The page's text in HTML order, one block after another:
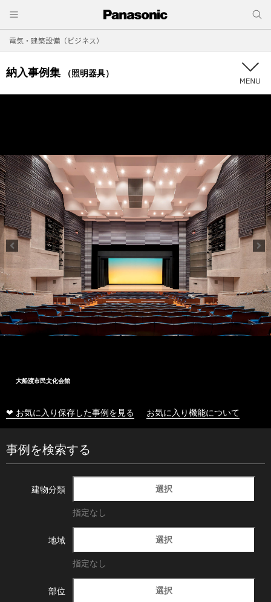
電気・建築設備（ビジネス）
納入事例集 （照明器具）
大船渡市民文化会館
❤ お気に入り保存した事例を見る お気に入り機能について
事例を検索する
建物分類 選択
指定なし
地域 選択
指定なし
部位 選択